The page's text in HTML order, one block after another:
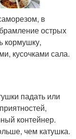
в
острых
кормушку,
кусочками сала.
падать или
контейнер.
чем катушка.